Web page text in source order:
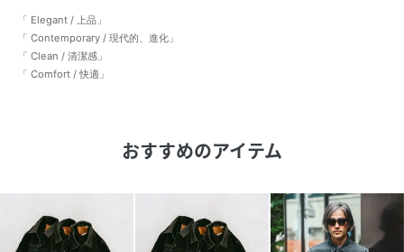
「 Elegant / 上品」
「 Contemporary / 現代的、進化」
「 Clean / 清潔感」
「 Comfort / 快適」
おすすめのアイテム